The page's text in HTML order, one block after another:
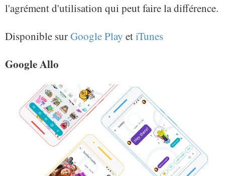
l'agrément d'utilisation qui peut faire la différence.
Disponible surGoogle Play etiTunes
Google Allo